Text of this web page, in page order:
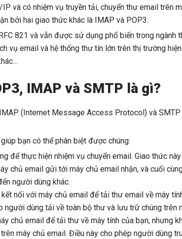
và có nhiệm vụ truyền tải, chuyển thư email trên
bởi hai giao thức khác là IMAP và POP3.
821 và vẫn được sử dụng phổ biến trong ngành
vụ email và hệ thống thư tín lớn trên thị trường
IMAP và SMTP là gì?
(Internet Message Access Protocol) và
bạn có thể phân biệt được chúng:
để thực hiện nhiệm vụ chuyển email. Giao thức
chủ email gửi tới máy chủ email nhận, và cuối
người dùng khác.
nối với máy chủ email để tải thư email về máy
dùng tải về toàn bộ thư và lưu trữ chúng trên
chủ email để tải thư về máy tính của bạn, nhưng
máy chủ email. Điều này cho phép người dùng